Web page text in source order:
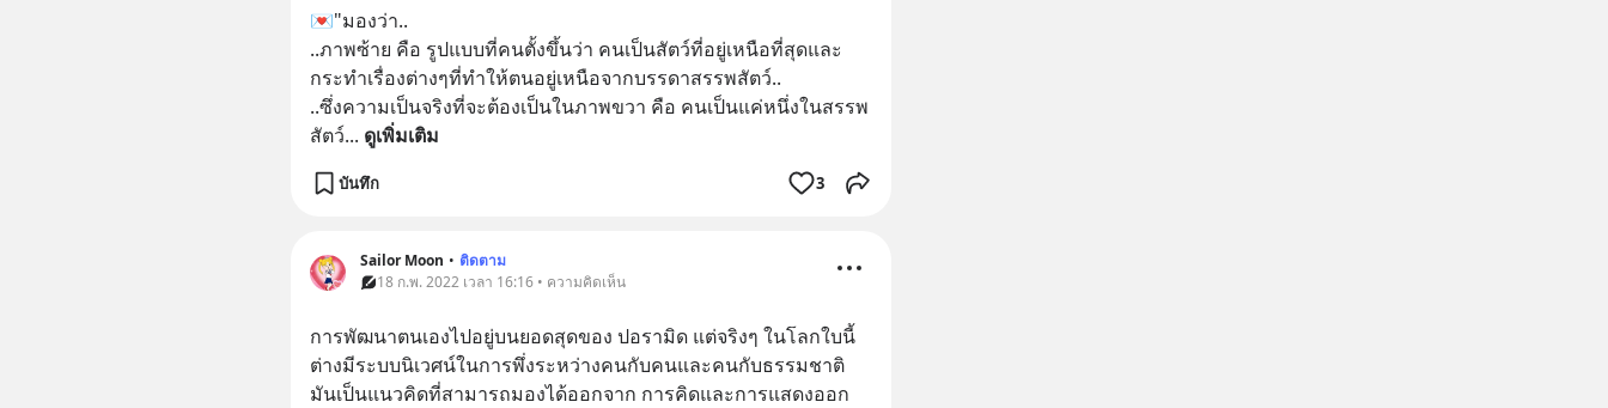
💌"มองว่า..
..ภาพซ้าย คือ รูปแบบที่คนตั้งขึ้นว่า คนเป็นสัตว์ที่อยู่เหนือที่สุดและ
กระทำเรื่องต่างๆที่ทำให้ตนอยู่เหนือจากบรรดาสรรพสัตว์..
..ซึ่งความเป็นจริงที่จะต้องเป็นในภาพขวา คือ คนเป็นแค่หนึ่งในสรรพ
สัตว์... ดูเพิ่มเติม
บันทึก 3
Sailor Moon • ติดตาม
18 ก.พ. 2022 เวลา 16:16 • ความคิดเห็น
การพัฒนาตนเองไปอยู่บนยอดสุดของ ปอรามิด แต่จริงๆ ในโลกใบนี้
ต่างมีระบบนิเวศน์ในการพึ่งระหว่างคนกับคนและคนกับธรรมชาติ
มันเป็นแนวคิดที่สามารถมองได้ออกจาก การคิดและการแสดงออก